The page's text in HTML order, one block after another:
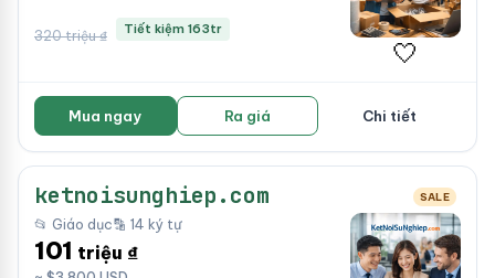
320 triệu ₫ Tiết kiệm 163tr
🤍
Mua ngay Ra giá Chi tiết
ketnoisunghiep.com SALE
📂 Giáo dục🔡 14 ký tự
101 triệu ₫